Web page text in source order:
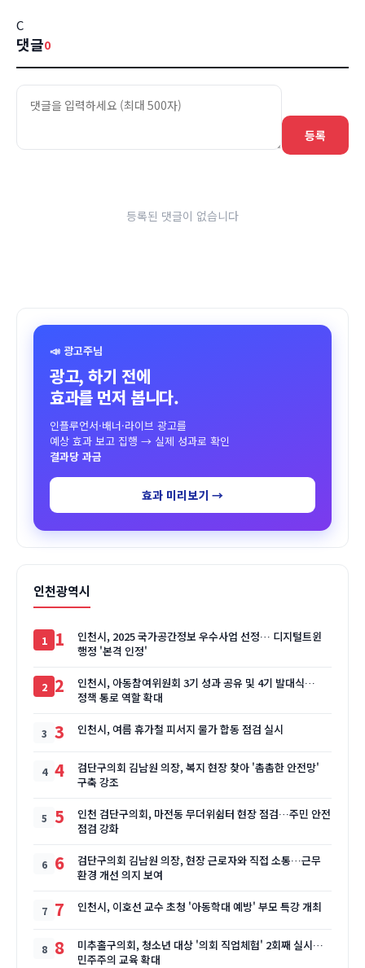
C
댓글0
등록
등록된 댓글이 없습니다
📣 광고주님
광고, 하기 전에
효과를 먼저 봅니다.
인플루언서·배너·라이브 광고를
예상 효과 보고 집행 → 실제 성과로 확인
결과당 과금
효과 미리보기 →
인천광역시
1
인천시, 2025 국가공간정보 우수사업 선정… 디지털트윈
행정 '본격 인정'
2
인천시, 아동참여위원회 3기 성과 공유 및 4기 발대식…
정책 통로 역할 확대
3 인천시, 여름 휴가철 피서지 물가 합동 점검 실시
4
검단구의회 김남원 의장, 복지 현장 찾아 '촘촘한 안전망'
구축 강조
5
인천 검단구의회, 마전동 무더위쉼터 현장 점검…주민 안전
점검 강화
6
검단구의회 김남원 의장, 현장 근로자와 직접 소통…근무
환경 개선 의지 보여
7 인천시, 이호선 교수 초청 '아동학대 예방' 부모 특강 개최
8
미추홀구의회, 청소년 대상 '의회 직업체험' 2회째 실시…
민주주의 교육 확대